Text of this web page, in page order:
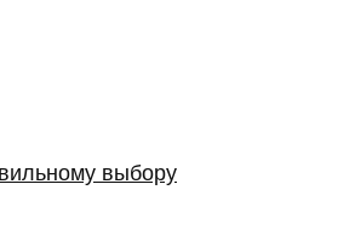
выбору